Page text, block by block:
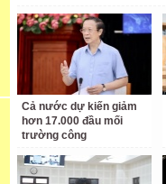
Cả nước dự kiến giảm
hơn 17.000 đầu mối
trường công